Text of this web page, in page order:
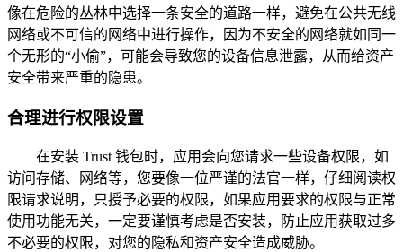
像在危险的丛林中选择一条安全的道路一样，避免在公共无线
网络或不可信的网络中进行操作，因为不安全的网络就如同一
个无形的“小偷”，可能会导致您的设备信息泄露，从而给资产
安全带来严重的隐患。
合理进行权限设置
在安装 Trust 钱包时，应用会向您请求一些设备权限，如
访问存储、网络等，您要像一位严谨的法官一样，仔细阅读权
限请求说明，只授予必要的权限，如果应用要求的权限与正常
使用功能无关，一定要谨慎考虑是否安装，防止应用获取过多
不必要的权限，对您的隐私和资产安全造成威胁。